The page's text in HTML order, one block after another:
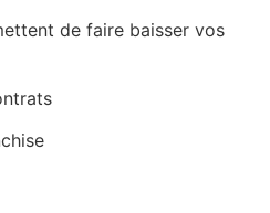
de faire baisser vos